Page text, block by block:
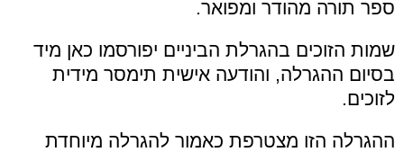
ספר תורה מהודר ומפואר.
שמות הזוכים בהגרלת הביניים יפורסמו כאן מיד
בסיום ההגרלה, והודעה אישית תימסר מידית
לזוכים.
ההגרלה הזו מצטרפת כאמור להגרלה מיוחדת